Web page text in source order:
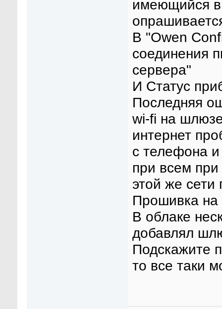
имеющийся
В "Owen
соединения
сервера"
И Статус
Последняя
wi-fi на
интернет
с телефона и
при всем
этой же сети
Прошивка
В облаке
добавлял
Подскажите
то все таки